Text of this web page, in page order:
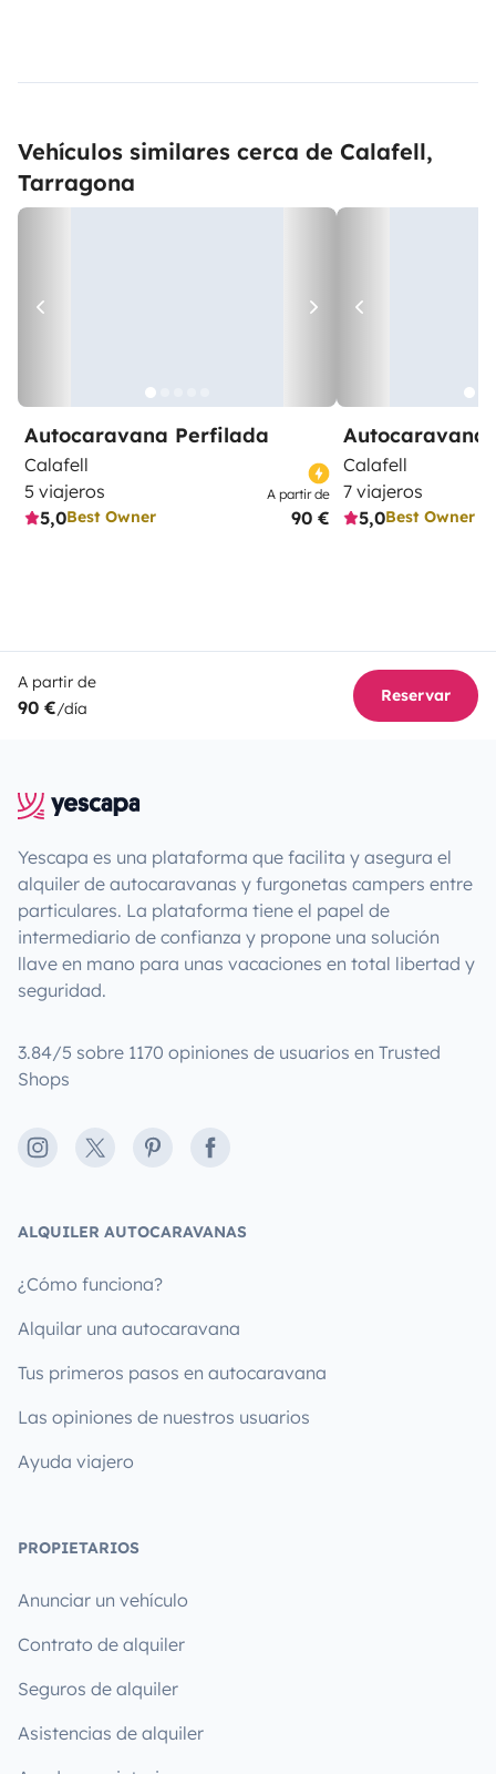
Vehículos similares cerca de Calafell,
Tarragona
Autocaravana Perfilada
Calafell
5 viajeros
5,0Best Owner
A partir de
90 €
Autocaravana
Calafell
7 viajeros
5,0Best Owner
A partir de
90 €/día
Reservar
Yescapa es una plataforma que facilita y asegura el
alquiler de autocaravanas y furgonetas campers entre
particulares. La plataforma tiene el papel de
intermediario de confianza y propone una solución
llave en mano para unas vacaciones en total libertad y
seguridad.
3.84/5 sobre 1170 opiniones de usuarios en Trusted
Shops
Instagram
X PinterestFacebook
ALQUILER AUTOCARAVANAS
¿Cómo funciona?
Alquilar una autocaravana
Tus primeros pasos en autocaravana
Las opiniones de nuestros usuarios
Ayuda viajero
PROPIETARIOS
Anunciar un vehículo
Contrato de alquiler
Seguros de alquiler
Asistencias de alquiler